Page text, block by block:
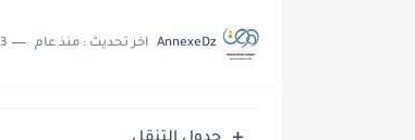
AnnexeDz اخر تحديث : منذ عام 3 دقائق للقراءة